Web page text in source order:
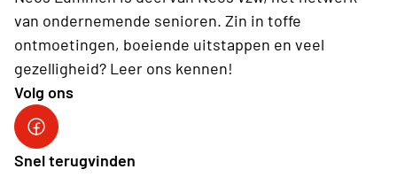
van ondernemende senioren. Zin in toffe
ontmoetingen, boeiende uitstappen en veel
gezelligheid? Leer ons kennen!
Volg ons
Snel terugvinden